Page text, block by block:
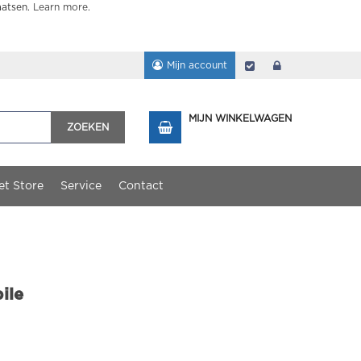
Learn more.
Mijn account Afrekenen
ZOEKEN
MIJN WINKELWAGEN
Store Service Contact